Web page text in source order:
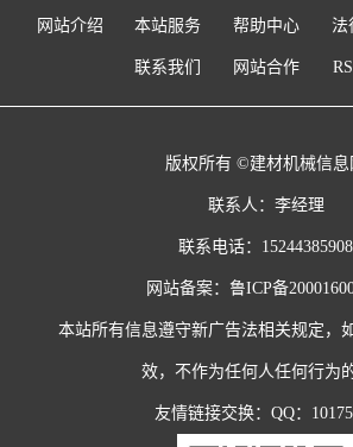
网站介绍 本站服务 帮助中心 法
联系我们 网站合作
版权所有 ©建材机械信息
联系人：李经理
联系电话：15244385908
网站备案： 鲁ICP备
本站所有信息遵守新广告法相关规定，
效，不作为任何人任何行为
友情链接交换：QQ：